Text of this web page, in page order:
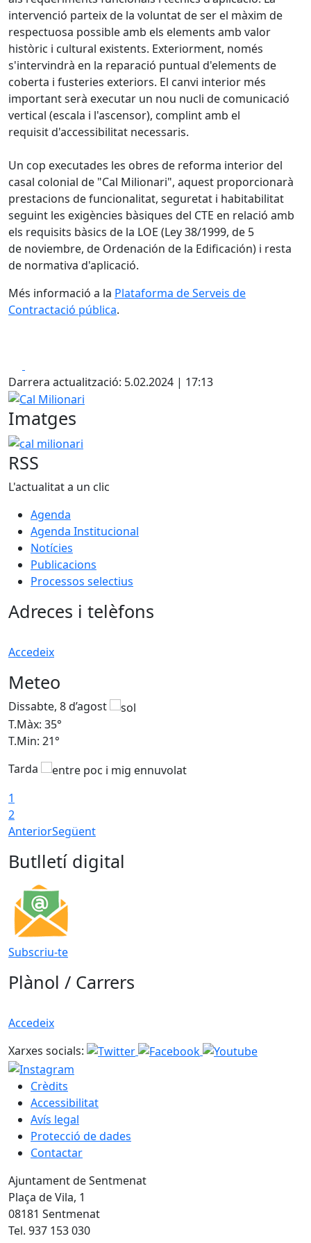
intervenció parteix de la voluntat de ser el màxim de
respectuosa possible amb els elements amb valor
històric i cultural existents. Exteriorment, només
s'intervindrà en la reparació puntual d'elements de
coberta i fusteries exteriors. El canvi interior més
important serà executar un nou nucli de comunicació
vertical (escala i l'ascensor), complint amb el
requisit d'accessibilitat necessaris.
Un cop executades les obres de reforma interior del
casal colonial de "Cal Milionari", aquest proporcionarà
prestacions de funcionalitat, seguretat i habitabilitat
seguint les exigències bàsiques del CTE en relació amb
els requisits bàsics de la LOE (Ley 38/1999, de 5
de noviembre, de Ordenación de la Edificación) i resta
de normativa d'aplicació.
Més informació a la Plataforma de Serveis de
Contractació pública.
Darrera actualització: 5.02.2024 | 17:13
Cal Milionari
Imatges
cal milionari
RSS
L'actualitat a un clic
Agenda
Agenda Institucional
Notícies
Publicacions
Processos selectius
Adreces i telèfons
Accedeix
Meteo
Dissabte, 8 d’agost
T.Màx: 35°
T.Min: 21°
Tarda
1
2
AnteriorSegüent
Butlletí digital
Subscriu-te
Plànol / Carrers
Accedeix
Xarxes socials:
Crèdits
Accessibilitat
Avís legal
Protecció de dades
Contactar
Ajuntament de Sentmenat
Plaça de Vila, 1
08181 Sentmenat
Tel. 937 153 030